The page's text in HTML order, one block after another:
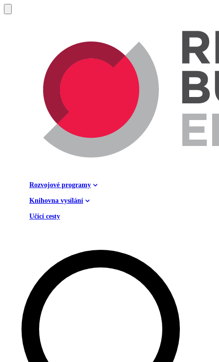
Rozvojové programy
Knihovna vysílání
Učící cesty